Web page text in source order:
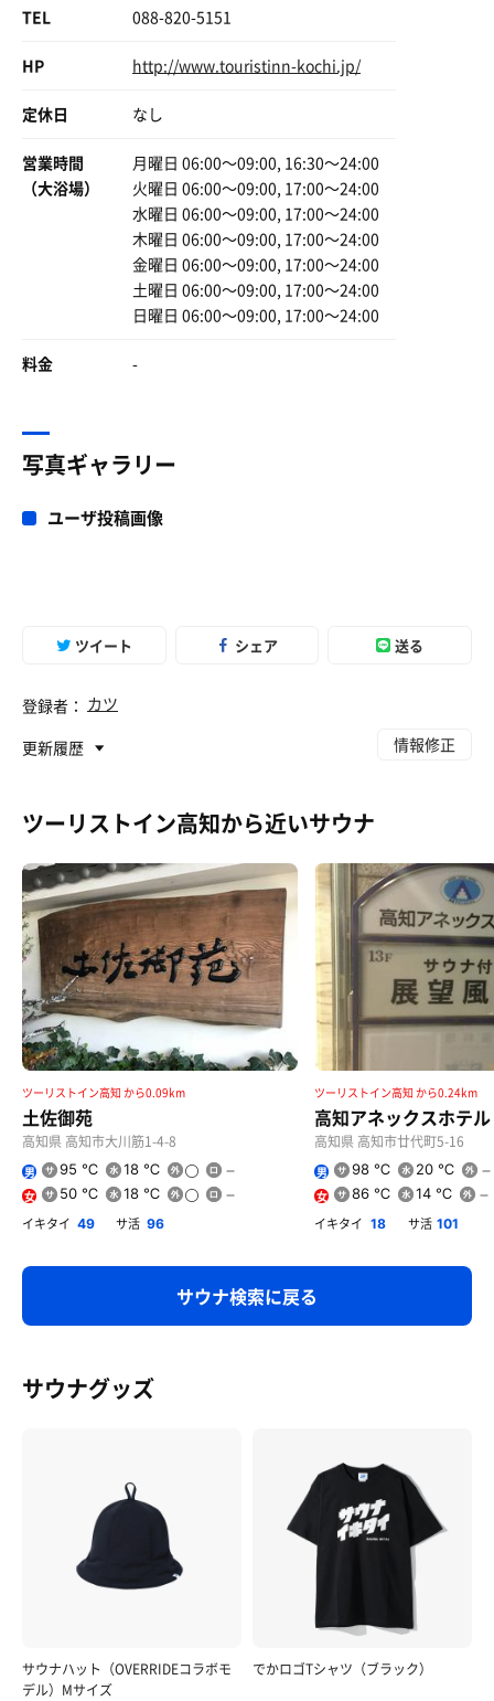
はし拳に負けて飲まされる日本酒
なんぼでも負けたいわ
TEL 088-820-5151
HP http://www.touristinn-kochi.jp/
定休日 なし
営業時間
（大浴場）
月曜日 06:00〜09:00, 16:30〜24:00
火曜日 06:00〜09:00, 17:00〜24:00
水曜日 06:00〜09:00, 17:00〜24:00
木曜日 06:00〜09:00, 17:00〜24:00
金曜日 06:00〜09:00, 17:00〜24:00
土曜日 06:00〜09:00, 17:00〜24:00
日曜日 06:00〜09:00, 17:00〜24:00
料金 -
写真ギャラリー
ユーザ投稿画像
ツイート シェア 送る
登録者： カツ
更新履歴
情報修正
ツーリストイン高知から近いサウナ
ツーリストイン高知 から0.09km
土佐御苑
高知県 高知市大川筋1-4-8
男 95 ℃ 18 ℃
女 50 ℃ 18 ℃
イキタイ 49 サ活 96
ツーリストイン高知 から0.24km
高知アネックスホテル
高知県 高知市廿代町5-16
男 98 ℃ 20 ℃
女 86 ℃ 14 ℃
イキタイ 18 サ活 101
サウナ検索に戻る
サウナグッズ
サウナハット（OVERRIDEコラボモ
デル）Mサイズ
でかロゴTシャツ（ブラック）